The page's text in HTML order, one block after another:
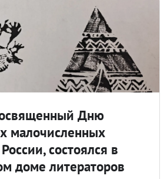
Дню
малочисленных
состоялся в
доме литераторов